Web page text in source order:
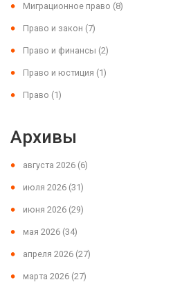
Миграционное право (8)
Право и закон (7)
Право и финансы (2)
Право и юстиция (1)
Право (1)
Архивы
августа 2026 (6)
июля 2026 (31)
июня 2026 (29)
мая 2026 (34)
апреля 2026 (27)
марта 2026 (27)